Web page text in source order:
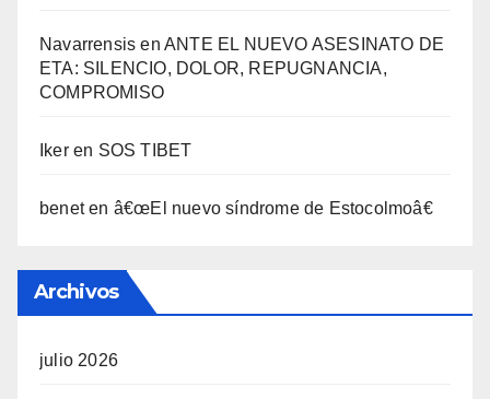
Navarrensis enANTE EL NUEVO ASESINATO DE
ETA: SILENCIO, DOLOR, REPUGNANCIA,
COMPROMISO
Ikeren SOS TIBET
beneten â€œEl nuevo sí­ndrome de Estocolmoâ€
Archivos
julio 2026